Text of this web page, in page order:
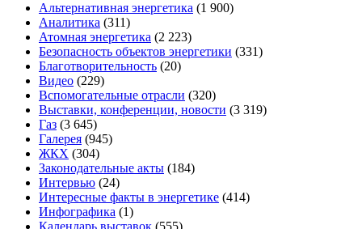
Альтернативная энергетика (1 900)
Аналитика (311)
Атомная энергетика (2 223)
Безопасность объектов энергетики (331)
Благотворительность (20)
Видео (229)
Вспомогательные отрасли (320)
Выставки, конференции, новости (3 319)
Газ (3 645)
Галерея (945)
ЖКХ (304)
Законодательные акты (184)
Интервью (24)
Интересные факты в энергетике (414)
Инфографика (1)
Календарь выставок (555)